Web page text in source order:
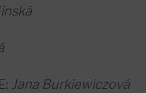
Jana Burkiewiczová